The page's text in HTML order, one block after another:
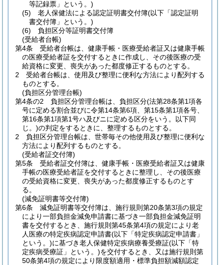
等記録票」という。)
(5)
老人保健法による認定証明書交付簿(以下「認定証明
書交付簿」という。)
(6)
負担区分等証明書交付簿
(受給者台帳)
第4条
受給者台帳は、健康手帳・医療受給者証又は健康手帳
の医療受給者証を交付するときに作成し、その後医療の受
給資格に変更、喪失があった都度修正するものとする。
2
受給者台帳は、使用及び整理に便利な方法により配列する
ものとする。
(負担区分管理台帳)
第4条の2
負担区分管理台帳は、負担区分(法第28条第1項各
号に定める割合並びに令第14条第6項、第15条第1項各号、
第16条第1項第1号ハ及びニに定める区分をいう。以下同
じ。)の判定をするときに、整理するものとする。
2
負担区分管理台帳は、世帯毎その他使用及び整理に便利な
方法により配列するものとする。
(受給者証交付簿)
第5条
受給者証交付簿は、健康手帳・医療受給者証又は健康
手帳の医療受給者証を交付するときに整理し、その後医療
の受給資格に変更、喪失があった都度修正するものとす
る。
(減免証明書等交付簿)
第6条
減免証明書等交付簿は、施行規則第20条第3項の規定
により一部負担金減免申請書に基づき一部負担金減免証明
書を交付するとき、施行規則第45条第4項の規定により老
人医療の特定疾病認定申請書(以下「特定疾病認定申請書」
という。)に基づき老人保健特定疾病療養受療証(以下「特
定疾病受療証」という。)を交付するとき、又は施行規則第
50条第4項の規定により限度額適用・標準負担額減額認定